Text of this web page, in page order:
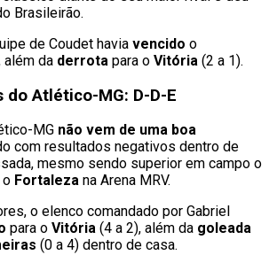
Brasileirão.
de Coudet havia vencido o
além da derrota para o Vitória (2 a 1).
do Atlético-MG: D-D-E
MG não vem de uma boa
com resultados negativos dentro de
mesmo sendo superior em campo o
o Fortaleza na Arena MRV.
o elenco comandado por Gabriel
para o Vitória (4 a 2), além da goleada
(0 a 4) dentro de casa.